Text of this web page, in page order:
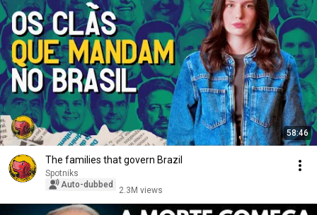
58:46
The families that govern Brazil
Spotniks
Auto-dubbed
2.3M views